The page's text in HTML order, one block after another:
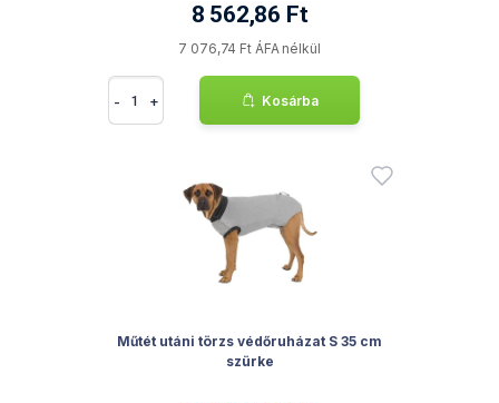
8 562,86 Ft
7 076,74 Ft ÁFA nélkül
- + Kosárba
Műtét utáni törzs védőruházat S 35 cm
szürke